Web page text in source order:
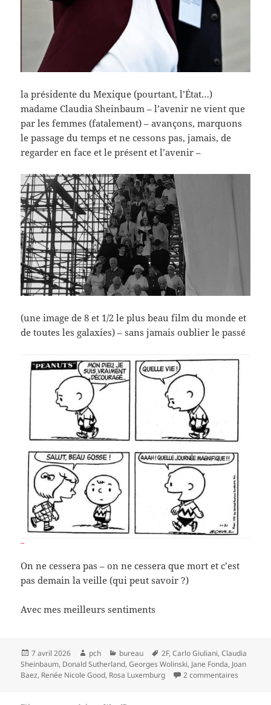
la présidente du Mexique (pourtant, l’État…)
madame Claudia Sheinbaum – l’avenir ne vient que
par les femmes (fatalement) – avançons, marquons
le passage du temps et ne cessons pas, jamais, de
regarder en face et le présent et l’avenir –
(une image de 8 et 1/2 le plus beau film du monde et
de toutes les galaxies) – sans jamais oublier le passé
On ne cessera pas – on ne cessera que mort et c’est
pas demain la veille (qui peut savoir ?)
Avec mes meilleurs sentiments
Publié
le
7 avril 2026 Auteur
pch Catégories
bureau
Mots-
clés
2F,Carlo Giuliani,Claudia
Sheinbaum, Donald Sutherland,Georges Wolinski, Jane Fonda, Joan
Baez, Renée Nicole Good, Rosa Luxemburg 2 commentaires